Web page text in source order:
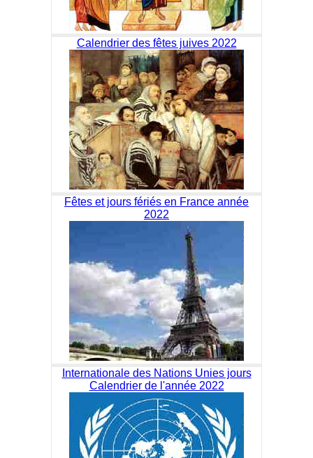
Calendrier des fêtes juives 2022
Fêtes et jours fériés en France année
2022
Internationale des Nations Unies jours
Calendrier de l'année 2022